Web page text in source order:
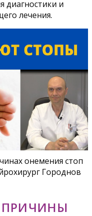
и
лечения.
онемения стоп
Городнов
ПРИЧИНЫ